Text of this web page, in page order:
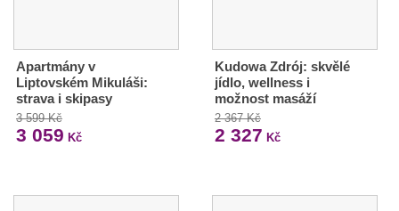
Apartmány v
Liptovském Mikuláši:
strava i skipasy
3 599 Kč
3 059 Kč
Kudowa Zdrój: skvělé
jídlo, wellness i
možnost masáží
2 367 Kč
2 327 Kč